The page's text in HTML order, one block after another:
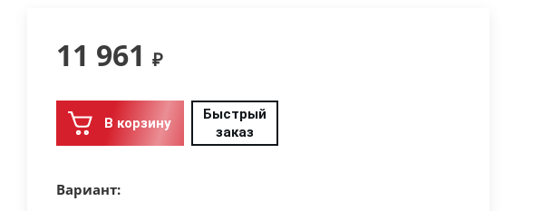
11 961 ₽
В корзину
Быстрый
заказ
Вариант: